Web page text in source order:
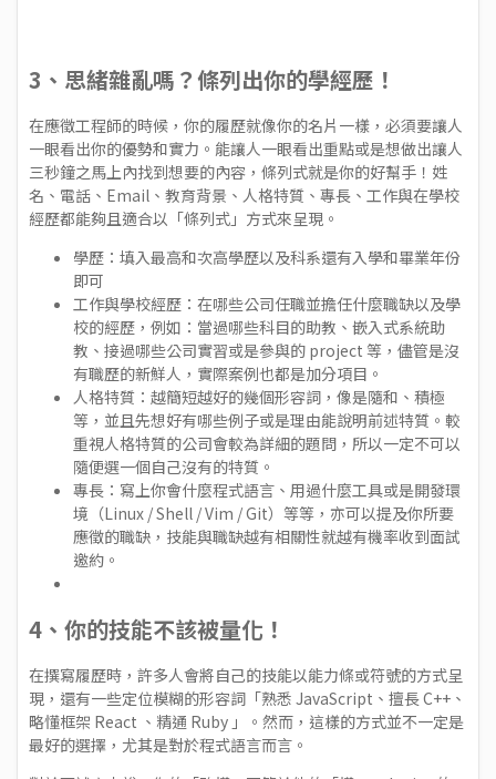
3、思緒雜亂嗎？條列出你的學經歷！
在應徵工程師的時候，你的履歷就像你的名片一樣，必須要讓人
一眼看出你的優勢和實力。能讓人一眼看出重點或是想做出讓人
三秒鐘之馬上內找到想要的內容，條列式就是你的好幫手！姓
名、電話、Email、教育背景、人格特質、專長、工作與在學校
經歷都能夠且適合以「條列式」方式來呈現。
學歷：填入最高和次高學歷以及科系還有入學和畢業年份
即可
工作與學校經歷：在哪些公司任職並擔任什麼職缺以及學
校的經歷，例如：當過哪些科目的助教、嵌入式系統助
教、接過哪些公司實習或是參與的 project 等，儘管是沒
有職歷的新鮮人，實際案例也都是加分項目。
人格特質：越簡短越好的幾個形容詞，像是隨和、積極
等，並且先想好有哪些例子或是理由能說明前述特質。較
重視人格特質的公司會較為詳細的題問，所以一定不可以
隨便選一個自己沒有的特質。
專長：寫上你會什麼程式語言、用過什麼工具或是開發環
境（Linux / Shell / Vim / Git）等等，亦可以提及你所要
應徵的職缺，技能與職缺越有相關性就越有機率收到面試
邀約。
4、你的技能不該被量化！
在撰寫履歷時，許多人會將自己的技能以能力條或符號的方式呈
現，還有一些定位模糊的形容詞「熟悉 JavaScript、擅長 C++、
略懂框架 React 、精通 Ruby 」。然而，這樣的方式並不一定是
最好的選擇，尤其是對於程式語言而言。